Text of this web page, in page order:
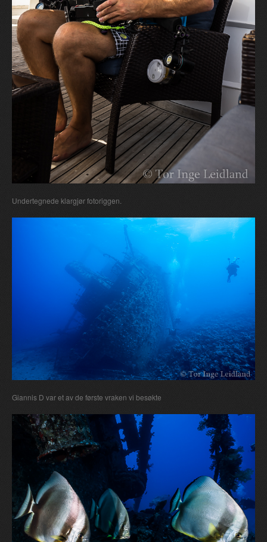
Undertegnede klargjør fotoriggen.
Giannis D var et av de første vraken vi besøkte